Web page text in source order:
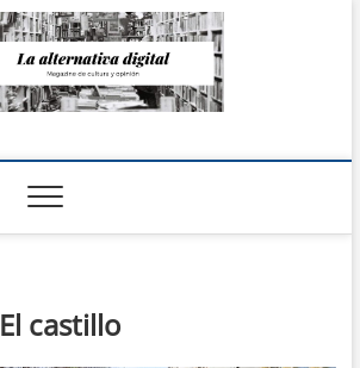
La Alternativa
El castillo